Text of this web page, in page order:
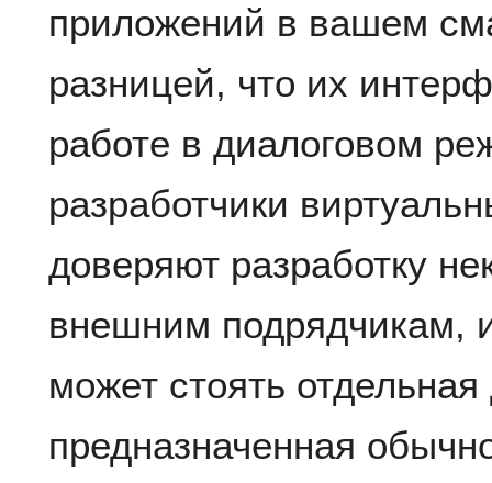
приложений в вашем
разницей, что их
работе в диалоговом
разработчики
доверяют разработку
внешним подрядчикам,
может стоять
предназначенная